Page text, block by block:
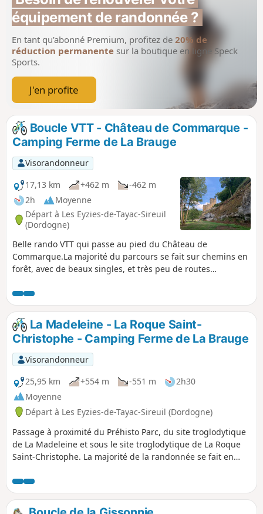
équipement de randonnée ?
En tant qu’abonné Premium, profitez de 20% de
réduction permanente sur la boutique en ligne Speck
Sports.
J'en profite
Boucle VTT - Château de Commarque -
Camping Ferme de La Brauge
Visorandonneur
17,13 km
+462 m
-462 m
2h
Moyenne
Départ à Les Eyzies-de-Tayac-Sireuil
(Dordogne)
Belle rando VTT qui passe au pied du Château de
Commarque.La majorité du parcours se fait sur chemins en
forêt, avec de beaux singles, et très peu de routes
techniques, mais quelques belles montées.Prévoir 1 h 30 - 2
h suivant le niveau.La randonnée emprunte plusieurs
circuits, avec des balisages différents, aussi il convient de
suivre la trace GPS.Message de la modération : Pendant les
horaires d'ouverture du Château de Commarque, un droit
de passage de 2 euros/personne est demandé pour
traverser la propriété (participation à l’entretien du site).Le
passage des VTTistes est possible à titre gracieux en dehors
de ses horaires d'ouverture. Voir les informations pratiques.
La Madeleine - La Roque Saint-
Christophe - Camping Ferme de La Brauge
Visorandonneur
25,95 km
+554 m -551 m
2h30
Moyenne
Départ à Les Eyzies-de-Tayac-Sireuil (Dordogne)
Passage à proximité du Préhisto Parc, du site troglodytique
de La Madeleine et sous le site troglodytique de La Roque
Saint-Christophe. La majorité de la randonnée se fait en
parcours ne présente pas de difficultés techniques
particulières, mais de belles montées